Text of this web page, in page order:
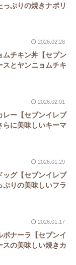
ぷりの焼きナポリ
2026.02.28
チキン丼【セブン
スとヤンニョムチキ
2026.02.01
ー【セブンイレブ
らに美味しいキーマ
2026.01.29
ッグ【セブンイレブ
ぷりの美味しいフラ
2026.01.17
ナーラ【セブンイ
スの美味しい焼きカ